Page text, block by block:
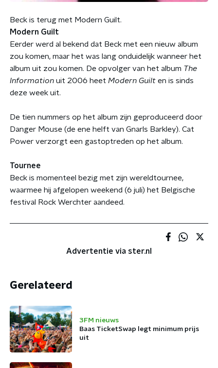
Beck is terug met Modern Guilt.
Modern Guilt
Eerder werd al bekend dat Beck met een nieuw album
zou komen, maar het was lang onduidelijk wanneer het
album uit zou komen. De opvolger van het album The
Information uit 2006 heet Modern Guilt en is sinds
deze week uit.
De tien nummers op het album zijn geproduceerd door
Danger Mouse (de ene helft van Gnarls Barkley). Cat
Power verzorgt een gastoptreden op het album.
Tournee
Beck is momenteel bezig met zijn wereldtournee,
waarmee hij afgelopen weekend (6 juli) het Belgische
festival Rock Werchter aandeed.
Advertentie via ster.nl
Gerelateerd
3FM nieuws
Baas TicketSwap legt minimum prijs
uit